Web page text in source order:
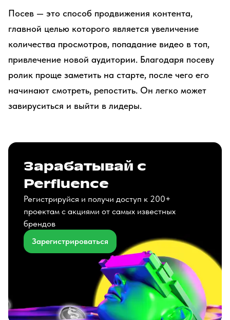
Посев — это способ продвижения контента,
главной целью которого является увеличение
количества просмотров, попадание видео в топ,
привлечение новой аудитории. Благодаря посеву
ролик проще заметить на старте, после чего его
начинают смотреть, репостить. Он легко может
завируситься и выйти в лидеры.
Зарабатывай с
Perfluence
Регистрируйся и получи доступ к 200+
проектам с акциями от самых известных
брендов
Зарегистрироваться